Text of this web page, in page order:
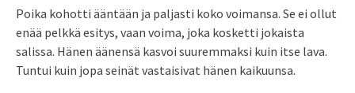
Poika kohotti ääntään ja paljasti koko voimansa. Se ei ollut
enää pelkkä esitys, vaan voima, joka kosketti jokaista
salissa. Hänen äänensä kasvoi suuremmaksi kuin itse lava.
Tuntui kuin jopa seinät vastaisivat hänen kaikuunsa.